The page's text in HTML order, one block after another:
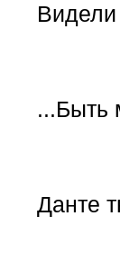
...Быть
Данте